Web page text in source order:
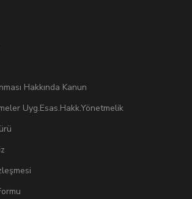
Hakkında Kanun
Uyg.Esas.Hakk.Yönetmelik